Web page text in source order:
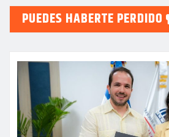
PUEDES HABERTE PERDIDO